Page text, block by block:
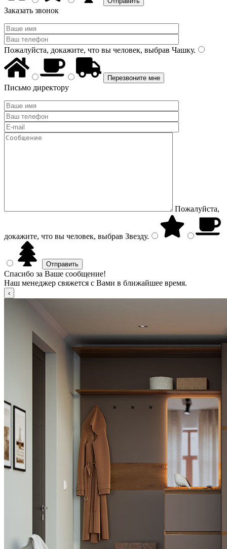
Заказать звонок
Пожалуйста, докажите, что вы человек, выбрав Чашку.
Письмо директору
Пожалуйста,
докажите, что вы человек, выбрав Звезду.
Спасибо за Ваше сообщение!
Наш менеджер свяжется с Вами в ближайшее время.